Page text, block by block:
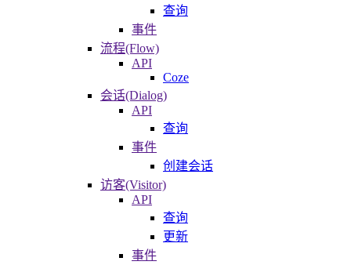
查询
事件
流程(Flow)
API
Coze
会话(Dialog)
API
查询
事件
创建会话
访客(Visitor)
API
查询
更新
事件